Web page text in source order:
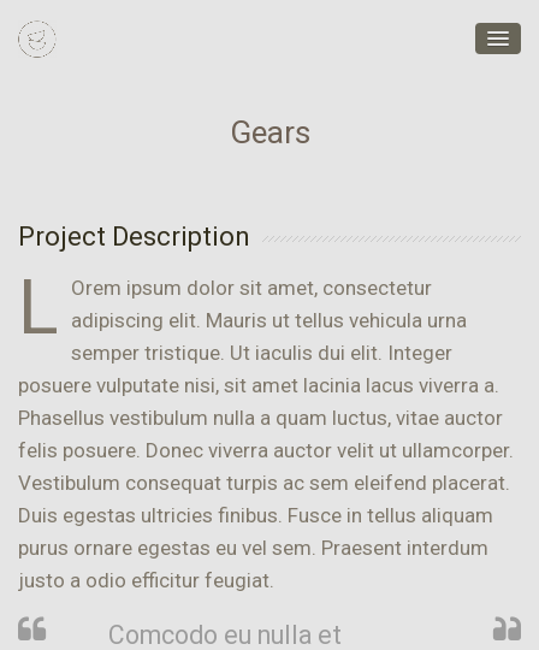
Gears
Project Description
L
Orem ipsum dolor sit amet, consectetur
adipiscing elit. Mauris ut tellus vehicula urna
semper tristique. Ut iaculis dui elit. Integer
posuere vulputate nisi, sit amet lacinia lacus viverra a.
Phasellus vestibulum nulla a quam luctus, vitae auctor
felis posuere. Donec viverra auctor velit ut ullamcorper.
Vestibulum consequat turpis ac sem eleifend placerat.
Duis egestas ultricies finibus. Fusce in tellus aliquam
purus ornare egestas eu vel sem. Praesent interdum
justo a odio efficitur feugiat.
Comcodo eu nulla et